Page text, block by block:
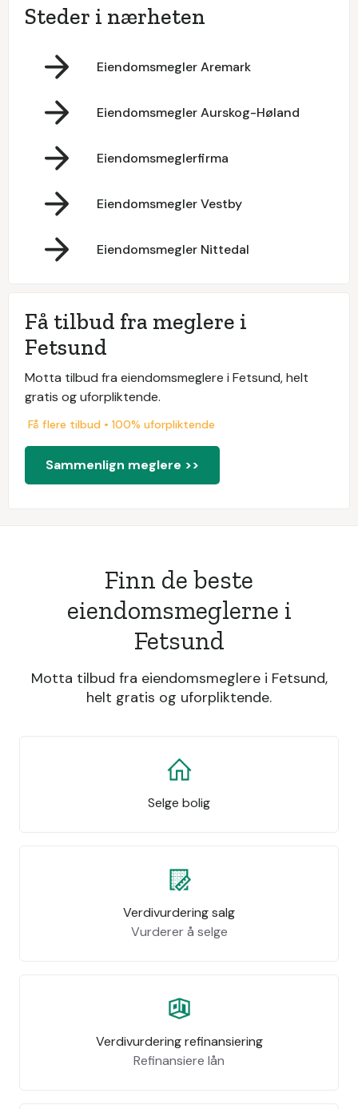
Steder i nærheten
Eiendomsmegler Aremark
Eiendomsmegler Aurskog-Høland
Eiendomsmeglerfirma
Eiendomsmegler Vestby
Eiendomsmegler Nittedal
Få tilbud fra meglere i
Fetsund
Motta tilbud fra eiendomsmeglere i Fetsund, helt
gratis og uforpliktende.
Få flere tilbud • 100% uforpliktende
Sammenlign meglere >>
Finn de beste
eiendomsmeglerne i
Fetsund
Motta tilbud fra eiendomsmeglere i Fetsund,
helt gratis og uforpliktende.
Selge bolig
Verdivurdering salg
Vurderer å selge
Verdivurdering refinansiering
Refinansiere lån